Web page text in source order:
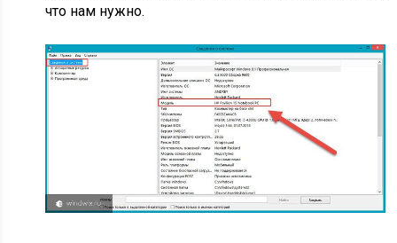
что нам нужно.